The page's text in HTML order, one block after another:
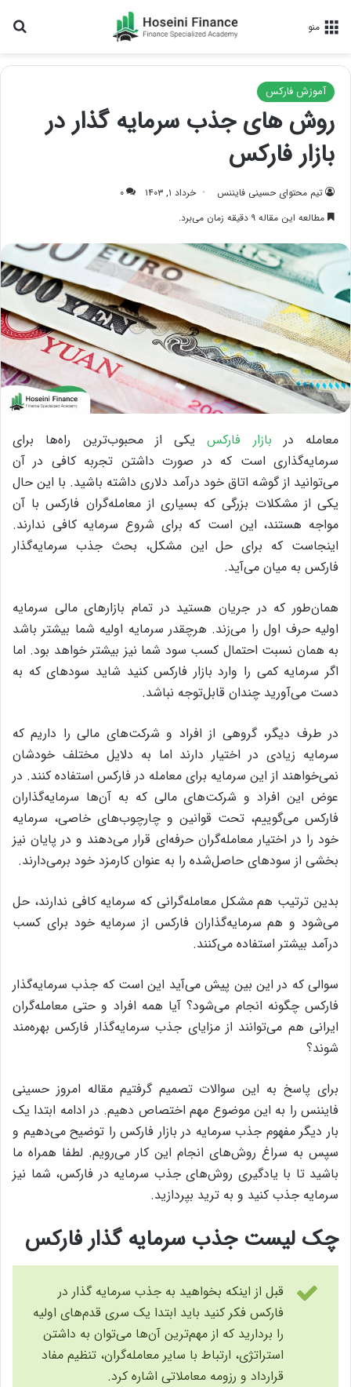
منو
آموزش فارکس
روش های جذب سرمایه گذار در
بازار فارکس
تیم محتوای حسینی‌ فایننس خرداد ۱, ۱۴۰۳
۰
مطالعه این مقاله ۹ دقیقه زمان می‌برد.
معامله در بازار فارکسیکی از محبوب‌ترین راه‌ها برای
سرمایه‌گذاری است که در صورت داشتن تجربه کافی در آن
می‌توانید از گوشه اتاق خود درآمد دلاری داشته باشید. با این حال
یکی از مشکلات بزرگی که بسیاری از معامله‌گران فارکس با آن
مواجه هستند، این است که برای شروع سرمایه کافی ندارند.
اینجاست که برای حل این مشکل، بحث جذب سرمایه‌گذار
فارکس به میان می‌آید.
همان‌طور که در جریان هستید در تمام بازارهای مالی سرمایه
اولیه حرف اول را می‌زند. هرچقدر سرمایه اولیه شما بیشتر باشد
به همان نسبت احتمال کسب سود شما نیز بیشتر خواهد بود. اما
اگر سرمایه کمی را وارد بازار فارکس کنید شاید سودهای که به
دست می‌آورید چندان قابل‌توجه نباشد.
در طرف دیگر، گروهی از افراد و شرکت‌های مالی را داریم که
سرمایه زیادی در اختیار دارند اما به دلایل مختلف خودشان
نمی‌خواهند از این سرمایه برای معامله در فارکس استفاده کنند. در
عوض این افراد و شرکت‌های مالی که به آن‌ها سرمایه‌گذاران
فارکس می‌گوییم، تحت قوانین و چارچوب‌های خاصی، سرمایه
خود را در اختیار معامله‌گران حرفه‌ای قرار می‌دهند و در پایان نیز
بخشی از سودهای حاصل‌شده را به عنوان کارمزد خود برمی‌دارند.
بدین ترتیب هم مشکل معامله‌گرانی که سرمایه کافی ندارند، حل
می‌شود و هم سرمایه‌گذاران فارکس از سرمایه خود برای کسب
درآمد بیشتر استفاده می‌کنند.
سوالی که در این بین پیش می‌آید این است که جذب سرمایه‌گذار
فارکس چگونه انجام می‌شود؟ آیا همه افراد و حتی معامله‌گران
ایرانی هم می‌توانند از مزایای جذب سرمایه‌گذار فارکس بهره‌مند
شوند؟
برای پاسخ به این سوالات تصمیم گرفتیم مقاله امروز حسینی
فایننس را به این موضوع مهم اختصاص دهیم. در ادامه ابتدا یک
بار دیگر مفهوم جذب سرمایه در بازار فارکس را توضیح می‌دهیم و
سپس به سراغ روش‌های انجام این کار می‌رویم. لطفا همراه ما
باشید تا با یادگیری روش‌های جذب سرمایه در فارکس، شما نیز
سرمایه جذب کنید و به ترید بپردازید.
چک لیست جذب سرمایه گذار فارکس
قبل از اینکه بخواهید به جذب سرمایه گذار در
فارکس فکر کنید باید ابتدا یک سری قدم‌های اولیه
را بردارید که از مهم‌ترین آن‌ها می‌توان به داشتن
استراتژی، ارتباط با سایر معامله‌گران، تنظیم مفاد
قرارداد و رزومه معاملاتی اشاره کرد.